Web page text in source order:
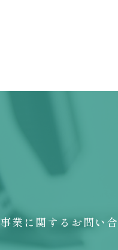
事業に関するお問い